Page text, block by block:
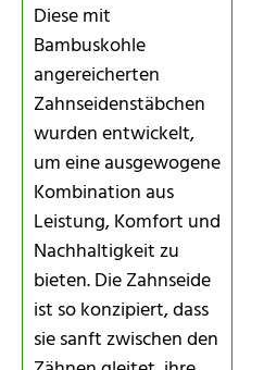
Diese mit
Bambuskohle
angereicherten
Zahnseidenstäbchen
wurden entwickelt,
um eine ausgewogene
Kombination aus
Leistung, Komfort und
Nachhaltigkeit zu
bieten. Die Zahnseide
ist so konzipiert, dass
sie sanft zwischen den